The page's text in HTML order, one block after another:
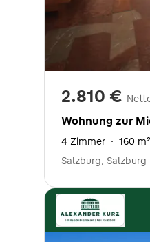
2.810 €
Wohnung zur
4 Zimmer · 160 m²
Salzburg,